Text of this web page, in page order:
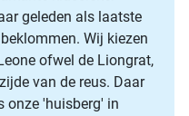
geleden als laatste
Wij kiezen
ofwel de Liongrat,
van de reus. Daar
onze 'huisberg' in